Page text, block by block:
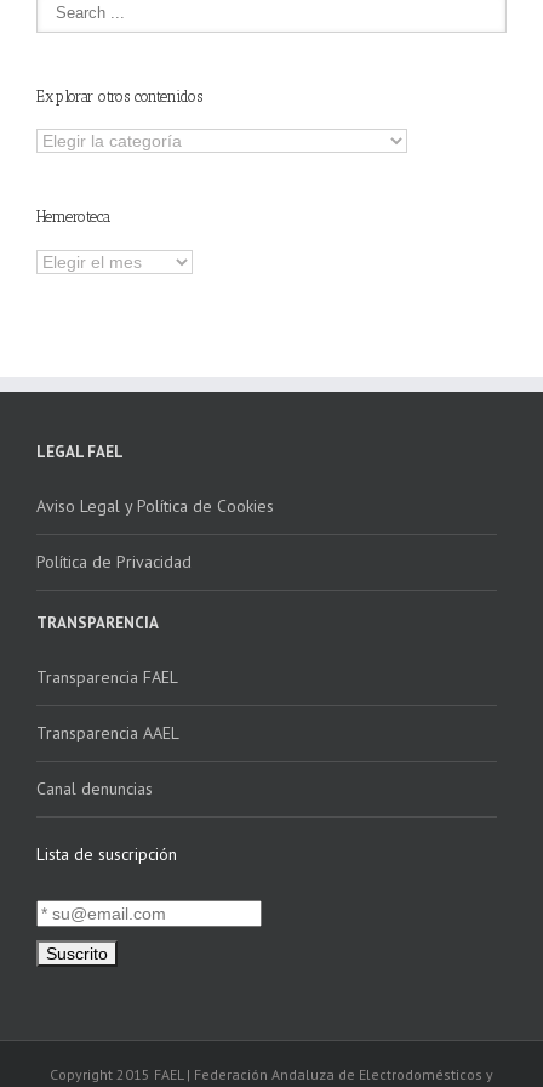
Explorar otros contenidos
Explorar
Hemeroteca
Hemeroteca
LEGAL FAEL
Aviso Legal y Política de Cookies
Política de Privacidad
TRANSPARENCIA
Transparencia FAEL
Transparencia AAEL
Canal denuncias
Lista de suscripción
Copyright 2015 FAEL | Federación Andaluza de Electrodomésticos y